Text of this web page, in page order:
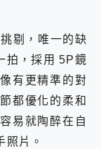
剔，唯一的缺
拍，採用 5P鏡
有更精準的對
都優化的柔和
易就陶醉在自
照片。